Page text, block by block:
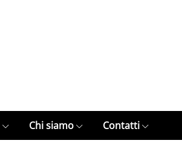
Chi siamo Contatti